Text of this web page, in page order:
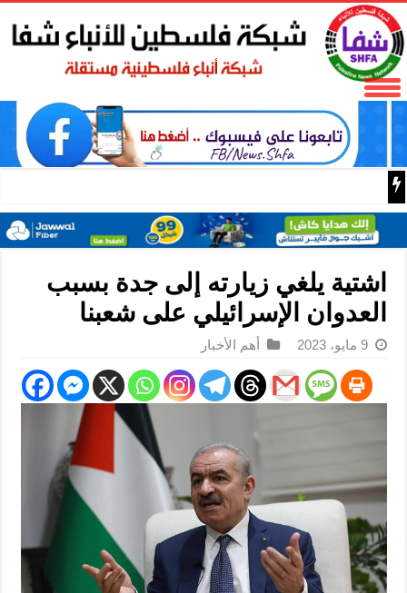
الاحتلال يعتقل الأسير المحرر محمود شلاتوه من قرية
اشتية يلغي زيارته إلى جدة بسبب
العدوان الإسرائيلي على شعبنا
9 مايو، 2023 أهم الأخبار